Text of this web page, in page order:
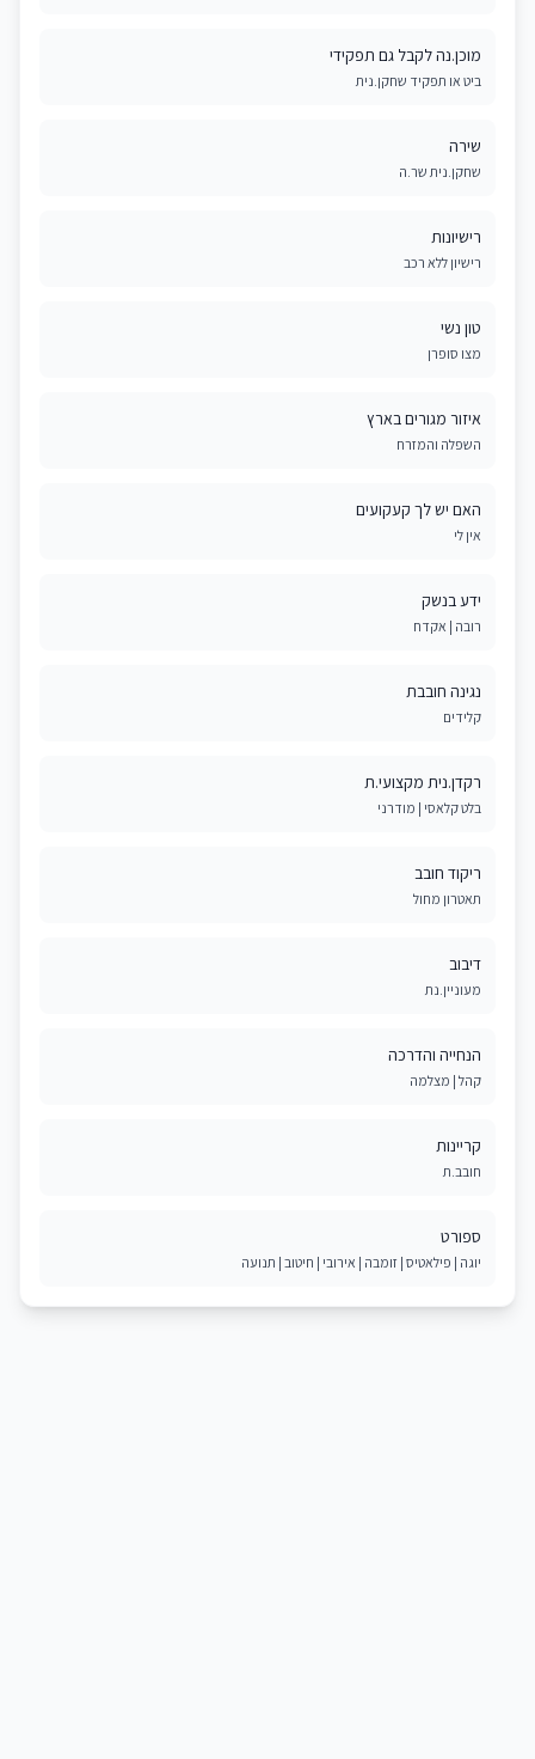
מוכן.נה לקבל גם תפקידי
ביט או תפקיד שחקן.נית
שירה
שחקן.נית שר.ה
רישיונות
רישיון ללא רכב
טון נשי
מצו סופרן
איזור מגורים בארץ
השפלה והמזרח
האם יש לך קעקועים
אין לי
ידע בנשק
רובה | אקדח
נגינה חובבת
קלידים
רקדן.נית מקצועי.ת
בלט קלאסי | מודרני
ריקוד חובב
תאטרון מחול
דיבוב
מעוניין.נת
הנחייה והדרכה
קהל | מצלמה
קריינות
חובב.ת
ספורט
יוגה | פילאטיס | זומבה | אירובי | חיטוב | תנועה